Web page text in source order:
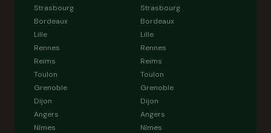
Strasbourg
Bordeaux
Lille
Rennes
Reims
Toulon
Grenoble
Dijon
Angers
Nîmes
Strasbourg
Bordeaux
Lille
Rennes
Reims
Toulon
Grenoble
Dijon
Angers
Nîmes